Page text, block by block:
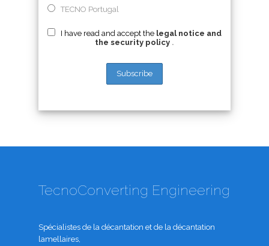
TECNO Portugal
I have read and accept the legal notice and
the security policy .
TecnoConverting Engineering
Spécialistes de la décantation et de la décantation
lamellaires,